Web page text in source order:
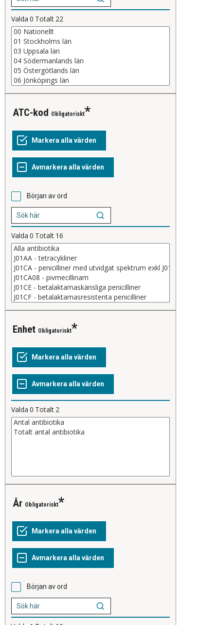
Valda 0 Totalt 22
ATC-kod Obligatoriskt
Början av ord
Valda 0 Totalt 16
Enhet Obligatoriskt
Valda 0 Totalt 2
År Obligatoriskt
Början av ord